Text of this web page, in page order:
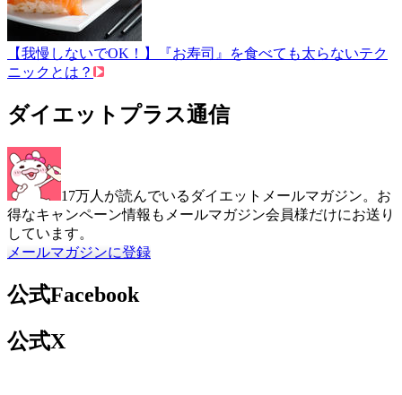
【我慢しないでOK！】『お寿司』を食べても太らないテク
ニックとは？
ダイエットプラス通信
17万人が読んでいるダイエットメールマガジン。お
得なキャンペーン情報もメールマガジン会員様だけにお送り
しています。
メールマガジンに登録
公式Facebook
公式X